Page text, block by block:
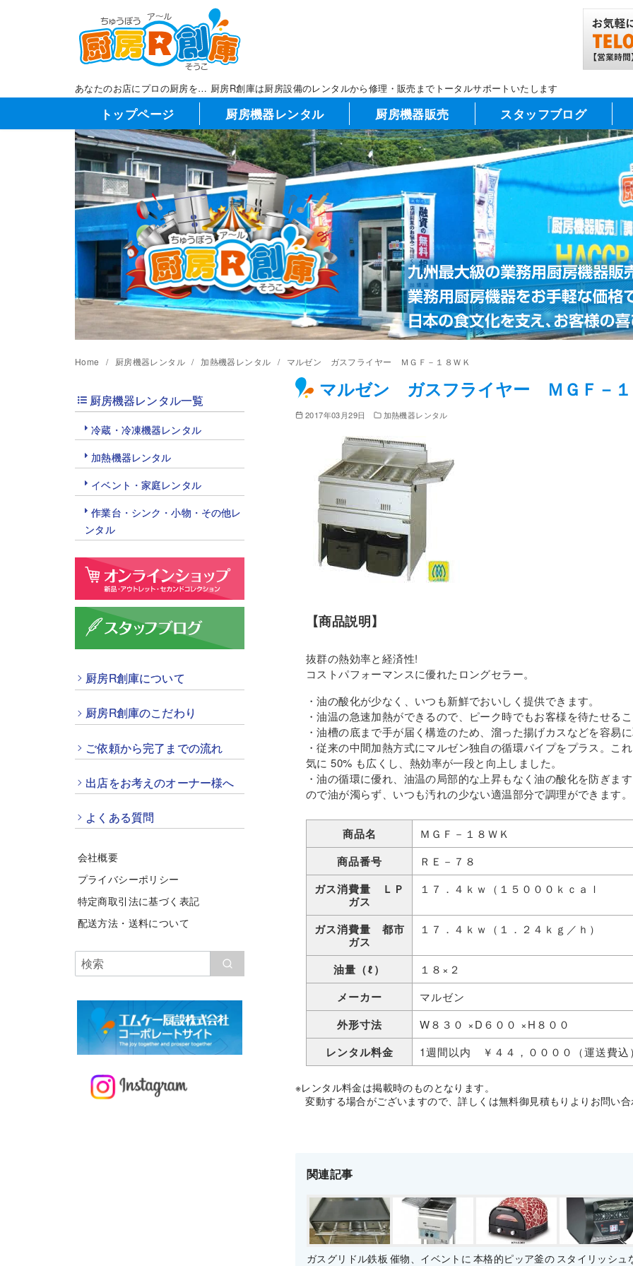
あなたのお店にプロの厨房を… 厨房R創庫は厨房設備のレンタルから修理・販売までトータルサポートいたします
トップページ 厨房機器レンタル 厨房機器販売 スタッフブログ
Home 厨房機器レンタル 加熱機器レンタル マルゼン ガスフライヤー ＭＧＦ－１８ＷＫ
マルゼン ガスフライヤー ＭＧＦ－１
2017年03月29日 加熱機器レンタル
【商品説明】
抜群の熱効率と経済性!
コストパフォーマンスに優れたロングセラー。
・油の酸化が少なく、いつも新鮮でおいしく提供できます。
・油温の急速加熱ができるので、ピーク時でもお客様を待たせる
・油槽の底まで手が届く構造のため、溜った揚げカスなどを容易
・従来の中間加熱方式にマルゼン独自の循環パイプをプラス。こ
気に 50% も広くし、熱効率が一段と向上しました。
・油の循環に優れ、油温の局部的な上昇もなく油の酸化を防ぎま
ので油が濁らず、いつも汚れの少ない適温部分で調理ができます。
商品名 ＭＧＦ－１８ＷＫ
商品番号 ＲＥ－７８
ガス消費量 ＬＰ
ガス
１７．４ｋｗ（１５０００ｋｃａｌ
ガス消費量 都市
ガス
１７．４ｋｗ（１．２４ｋｇ／ｈ）
油量（ℓ） １８×２
メーカー マルゼン
外形寸法 W８３０ ×D６００ ×H８００
レンタル料金 1週間以内 ￥４４，００００（運送費込
※レンタル料金は掲載時のものとなります。
変動する場合がございますので、詳しくは無料御見積もりよりお問い
関連記事
ガスグリドル鉄板 催物、イベントに 本格的ピッア釜の スタイリッシュ
厨房機器レンタル一覧
冷蔵・冷凍機器レンタル
加熱機器レンタル
イベント・家庭レンタル
作業台・シンク・小物・その他レ
ンタル
厨房R創庫について
厨房R創庫のこだわり
ご依頼から完了までの流れ
出店をお考えのオーナー様へ
よくある質問
会社概要
プライバシーポリシー
特定商取引法に基づく表記
配送方法・送料について